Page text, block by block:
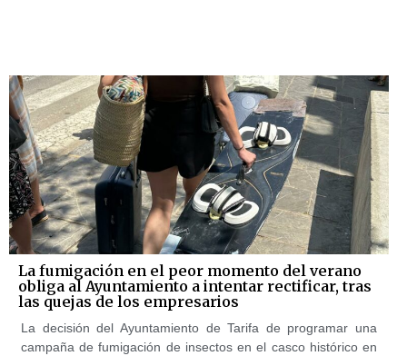
La fumigación en el peor momento del verano
obliga al Ayuntamiento a intentar rectificar, tras
las quejas de los empresarios
La decisión del Ayuntamiento de Tarifa de programar una
campaña de fumigación de insectos en el casco histórico en